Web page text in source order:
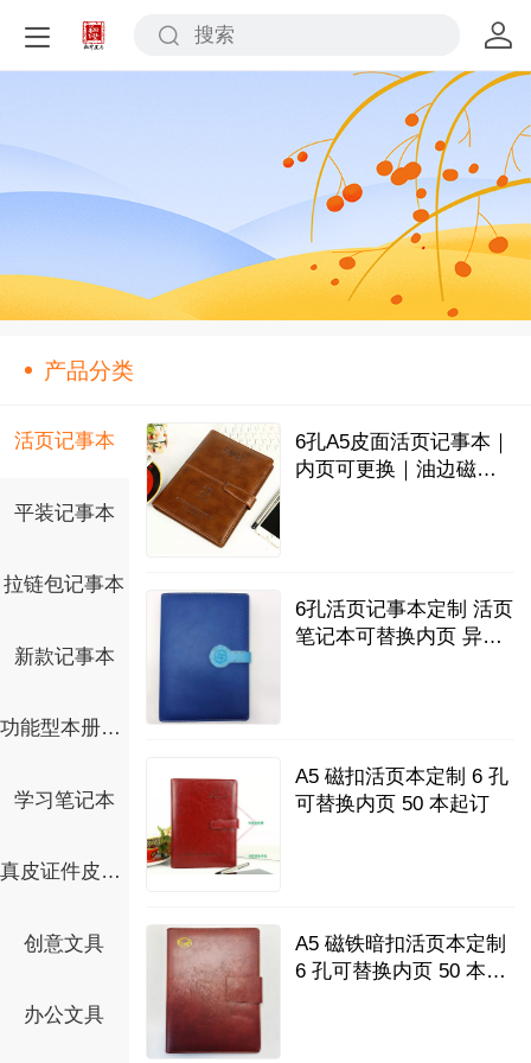
产品分类
活页记事本
平装记事本
拉链包记事本
新款记事本
功能型本册证书
学习笔记本
真皮证件皮套卡套
创意文具
办公文具
6孔A5皮面活页记事本｜
内页可更换｜油边磁铁
6孔活页记事本定制 活页
笔记本可替换内页 异形
A5 磁扣活页本定制 6 孔
可替换内页 50 本起订
A5 磁铁暗扣活页本定制
6 孔可替换内页 50 本起